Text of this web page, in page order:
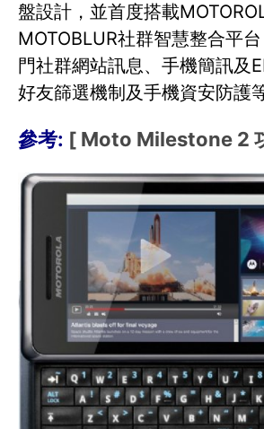
盤設計，並首度搭載
MOTOBLUR社群智慧整合平
門社群網站訊息、手機簡訊及
好友篩選機制及手機資安防護
參考: [ Moto Milestone 2